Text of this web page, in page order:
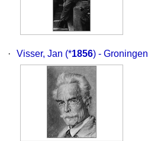
· Visser, Jan (*1856) - Groningen